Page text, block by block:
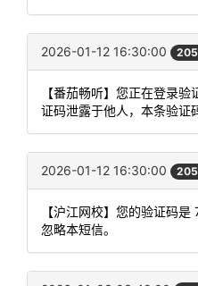
2026-01-12 16:30:00
【番茄畅听】您正在登录
证码泄露于他人，本条验证
2026-01-12 16:30:00
【沪江网校】您的验证码
忽略本短信。